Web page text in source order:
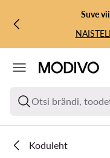
LIIGU PÕHISISU
MINE OTSINGUSSE
Suve
Otsi brändi,
Koduleht